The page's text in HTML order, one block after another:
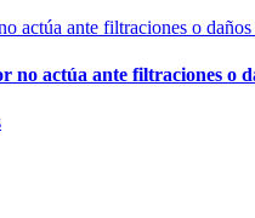
actúa ante filtraciones o
no actúa ante filtraciones o